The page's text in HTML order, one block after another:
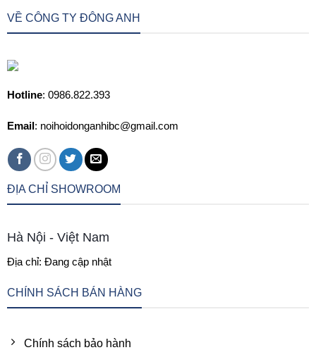
VỀ CÔNG TY ĐÔNG ANH
Hotline: 0986.822.393
Email: noihoidonganhibc@gmail.com
ĐỊA CHỈ SHOWROOM
Hà Nội - Việt Nam
Địa chỉ: Đang cập nhật
CHÍNH SÁCH BÁN HÀNG
Chính sách bảo hành